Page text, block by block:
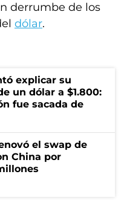
derrumbe de los
dólar.
explicar su
un dólar a $1.800:
fue sacada de
el swap de
China por